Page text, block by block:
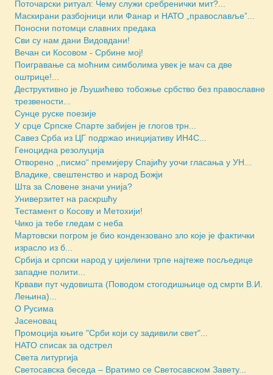
Поточарски ритуал: Чему служи сребренички мит?...
Маскирани разбојници или Фанар и НАТО „православље”...
Поносни потомци славних предака
Сви су нам дани Видовдани!
Вечан си Косовом - Србине мој!
Поигравање са моћним симболима увек је мач са две
оштрице!...
Деструктивно је Љушићево тобожње србство без православне
трезвености...
Сунце руске поезије
У срце Српске Спарте забијен је глогов трн...
Савез Срба из ЦГ подржао иницијативу ИН4С...
Геноцидна резолуција
Отворено ,,писмо“ премијеру Спајићу уочи гласања у УН...
Владике, свештенство и народ Божји
Шта за Словене значи унија?
Универзитет на раскршћу
Тестамент о Косову и Метохији!
Чико ја тебе гледам с неба
Мартовски погром је био кондензовано зло које је фактички
израсло из б...
Србија и српски народ у цијелини трпе најтеже посљедице
западне полити...
Крвави пут чудовишта (Поводом стогодишњице од смрти В.И.
Лењина)...
О Русима
Јасеновац
Промоција књиге "Срби који су задивили свет"...
НАТО списак за одстрел
Света литургија
Светосавска беседа – Вратимо се Светосавском Завету...